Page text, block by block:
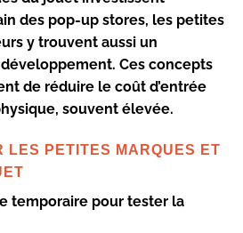
des pop-up stores, les petites
y trouvent aussi un
Ces concepts
de réduire le coût d’entrée
souvent élevée.
LES PETITES MARQUES ET
temporaire pour tester la